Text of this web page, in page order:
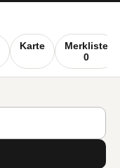
Karte
Merkliste
0